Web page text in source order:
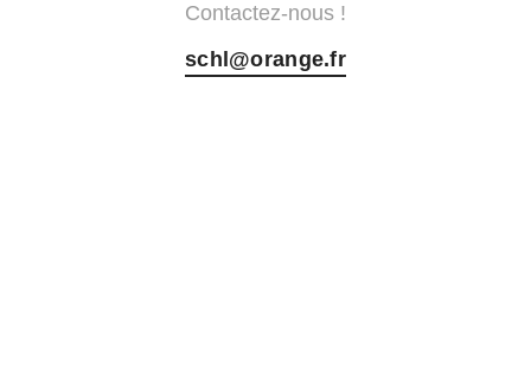
Contactez-nous !
schl@orange.fr